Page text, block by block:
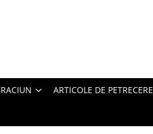
ARTICOLE DE PETRECERE